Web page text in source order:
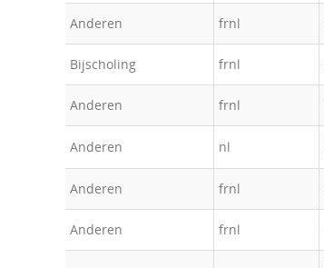
Anderen frnl
Bijscholing frnl
Anderen frnl
Anderen nl
Anderen frnl
Anderen frnl